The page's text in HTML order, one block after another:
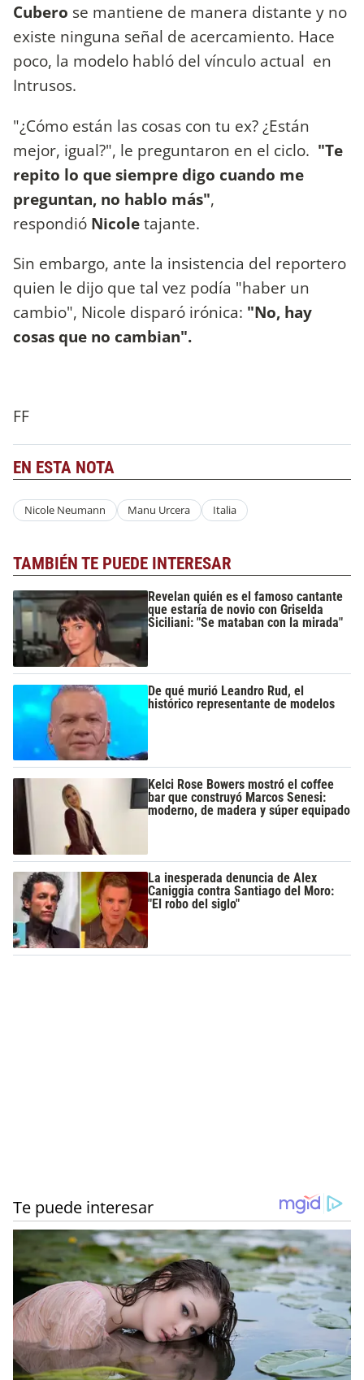
Cubero se mantiene de manera distante y no
existe ninguna señal de acercamiento. Hace
poco, la modelo habló del vínculo actual en
Intrusos.
"¿Cómo están las cosas con tu ex? ¿Están
mejor, igual?", le preguntaron en el ciclo. "Te
repito lo que siempre digo cuando me
preguntan, no hablo más",
respondió Nicoletajante.
Sin embargo, ante la insistencia del reportero
quien le dijo que tal vez podía "haber un
cambio", Nicole disparó irónica: "No, hay
cosas que no cambian".
FF
EN ESTA NOTA
Nicole Neumann Manu Urcera Italia
TAMBIÉN TE PUEDE INTERESAR
Revelan quién es el famoso cantante
que estaría de novio con Griselda
Siciliani: "Se mataban con la mirada"
De qué murió Leandro Rud, el
histórico representante de modelos
Kelci Rose Bowers mostró el coffee
bar que construyó Marcos Senesi:
moderno, de madera y súper equipado
La inesperada denuncia de Alex
Caniggia contra Santiago del Moro:
"El robo del siglo"